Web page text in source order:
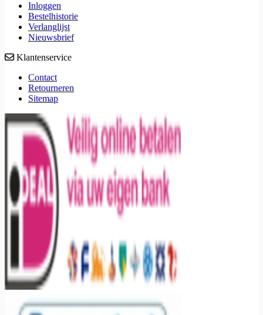
Inloggen
Bestelhistorie
Verlanglijst
Nieuwsbrief
Klantenservice
Contact
Retourneren
Sitemap